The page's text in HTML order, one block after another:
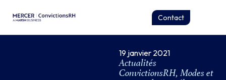
Contact
19 janvier 2021
Actualités
ConvictionsRH, Modes et